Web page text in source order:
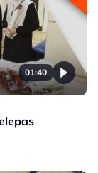
01:40